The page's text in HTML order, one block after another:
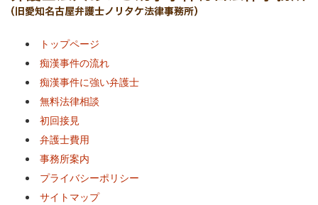
トップページ
痴漢事件の流れ
痴漢事件に強い弁護士
無料法律相談
初回接見
弁護士費用
事務所案内
プライバシーポリシー
サイトマップ